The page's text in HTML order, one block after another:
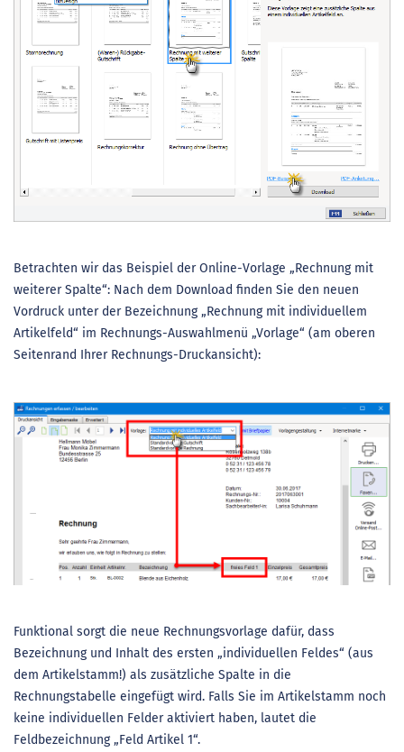
Betrachten wir das Beispiel der Online-Vorlage „Rechnung mit
weiterer Spalte“: Nach dem Download finden Sie den neuen
Vordruck unter der Bezeichnung „Rechnung mit individuellem
Artikelfeld“ im Rechnungs-Auswahlmenü „Vorlage“ (am oberen
Seitenrand Ihrer Rechnungs-Druckansicht):
Funktional sorgt die neue Rechnungsvorlage dafür, dass
Bezeichnung und Inhalt des ersten „individuellen Feldes“ (aus
dem Artikelstamm!) als zusätzliche Spalte in die
Rechnungstabelle eingefügt wird. Falls Sie im Artikelstamm noch
keine individuellen Felder aktiviert haben, lautet die
Feldbezeichnung „Feld Artikel 1“.